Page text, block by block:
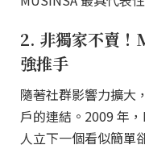
2. 非獨家不賣
強推手
隨著社群影響力擴大
戶的連結。2009 年
人立下一個看似簡單